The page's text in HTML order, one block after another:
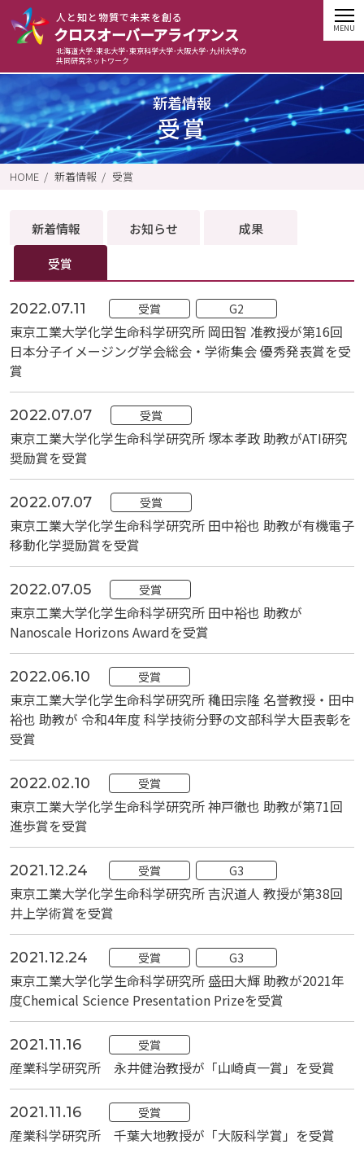
⼈と知と物質で未来を創る
クロスオーバーアライアンス
北海道大学･東北大学･東京科学大学･大阪大学･九州大学の
共同研究ネットワーク
新着情報
受賞
HOME 新着情報 受賞
新着情報 お知らせ 成果
受賞
2022.07.11 受賞 G2
東京工業大学化学生命科学研究所 岡田智 准教授が第16回
日本分子イメージング学会総会・学術集会 優秀発表賞を受
賞
2022.07.07 受賞
東京工業大学化学生命科学研究所 塚本孝政 助教がATI研究
奨励賞を受賞
2022.07.07 受賞
東京工業大学化学生命科学研究所 田中裕也 助教が有機電子
移動化学奨励賞を受賞
2022.07.05 受賞
東京工業大学化学生命科学研究所 田中裕也 助教が
Nanoscale Horizons Awardを受賞
2022.06.10 受賞
東京工業大学化学生命科学研究所 穐田宗隆 名誉教授・田中
裕也 助教が 令和4年度 科学技術分野の文部科学大臣表彰を
受賞
2022.02.10 受賞
東京工業大学化学生命科学研究所 神戸徹也 助教が第71回
進歩賞を受賞
2021.12.24 受賞 G3
東京工業大学化学生命科学研究所 吉沢道人 教授が第38回
井上学術賞を受賞
2021.12.24 受賞 G3
東京工業大学化学生命科学研究所 盛田大輝 助教が2021年
度Chemical Science Presentation Prizeを受賞
2021.11.16 受賞
産業科学研究所 永井健治教授が「山崎貞一賞」を受賞
2021.11.16 受賞
産業科学研究所 千葉大地教授が「大阪科学賞」を受賞